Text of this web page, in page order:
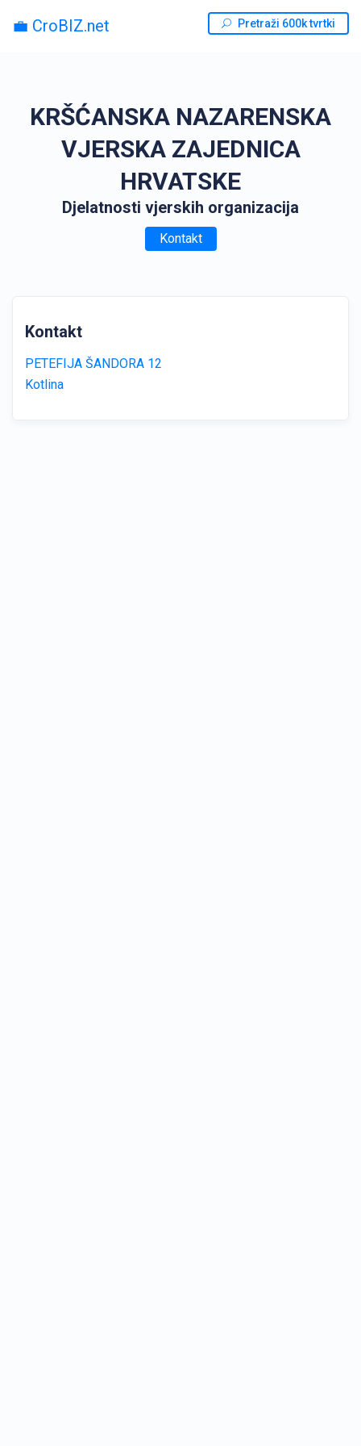
💼 CroBIZ.net Pretraži 600k tvrtki
KRŠĆANSKA NAZARENSKA
VJERSKA ZAJEDNICA
HRVATSKE
Djelatnosti vjerskih organizacija
Kontakt
Kontakt
PETEFIJA ŠANDORA 12
Kotlina